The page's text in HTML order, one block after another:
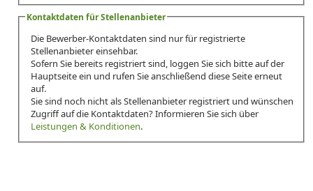
Kontaktdaten für Stellenanbieter
Die Bewerber-Kontaktdaten sind nur für registrierte
Stellenanbieter einsehbar.
Sofern Sie bereits registriert sind, loggen Sie sich bitte auf der
Hauptseite ein und rufen Sie anschließend diese Seite erneut
auf.
Sie sind noch nicht als Stellenanbieter registriert und wünschen
Zugriff auf die Kontaktdaten? Informieren Sie sich über
Leistungen & Konditionen.